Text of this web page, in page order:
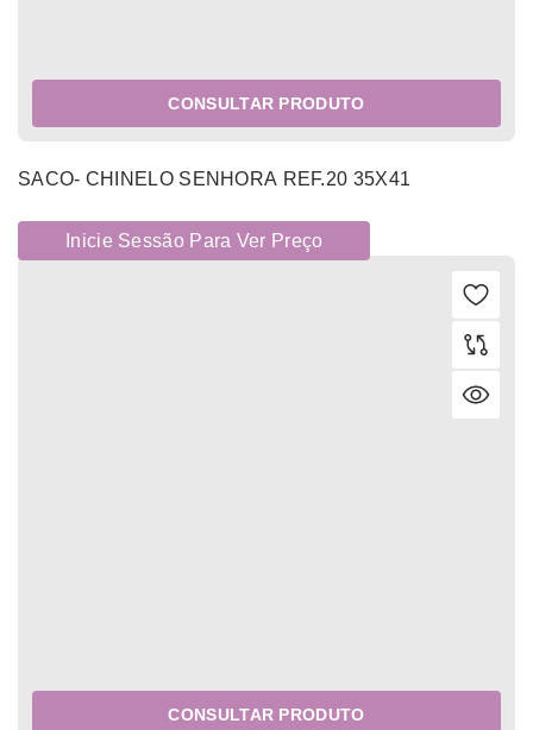
CONSULTAR PRODUTO
SACO- CHINELO SENHORA REF.20 35X41
Inicie Sessão Para Ver Preço
CONSULTAR PRODUTO